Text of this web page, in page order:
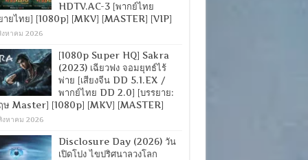
HDTV.AC-3 [พากย์ไทย
ายไทย] [1080p] [MKV] [MASTER] [VIP]
งหาคม 2026
[1080p Super HQ] Sakra
(2023) เฉียวฟง จอมยุทธ์ไร้
พ่าย [เสียงจีน DD 5.1.EX /
พากย์ไทย DD 2.0] [บรรยาย:
ษ Master] [1080p] [MKV] [MASTER]
งหาคม 2026
Disclosure Day (2026) วัน
เปิดโปง ไขปริศนาลวงโลก